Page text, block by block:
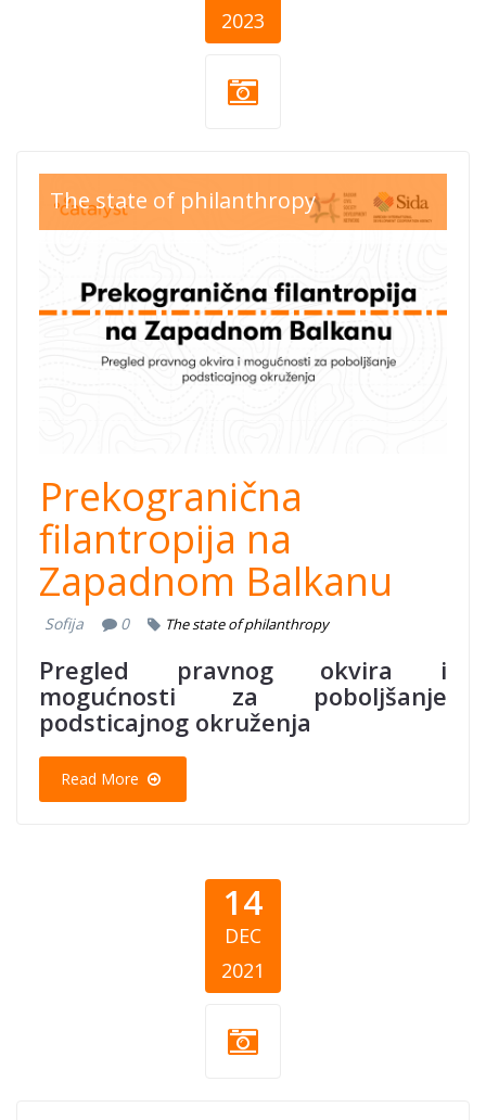
2023
bcsdn cross
viz_gb
thumb.png
The state of philanthropy
Prekogranična
filantropija na
Zapadnom Balkanu
Sofija 0 The state of philanthropy
Pregled pravnog okvira i
mogućnosti za poboljšanje
podsticajnog okruženja
Read More
14
DEC
2021